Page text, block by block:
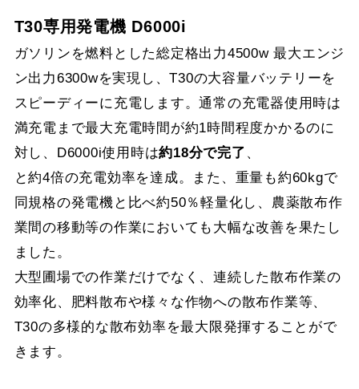
T30専用発電機 D6000i
ガソリンを燃料とした総定格出力4500w 最大エンジ
ン出力6300wを実現し、T30の大容量バッテリーを
スピーディーに充電します。通常の充電器使用時は
満充電まで最大充電時間が約1時間程度かかるのに
対し、D6000i使用時は約18分で完了 、
と約4倍の充電効率を達成。また、重量も約60kgで
同規格の発電機と比べ約50％軽量化し、農薬散布作
業間の移動等の作業においても大幅な改善を果たし
ました。
大型圃場での作業だけでなく、連続した散布作業の
効率化、肥料散布や様々な作物への散布作業等、
T30の多様的な散布効率を最大限発揮することがで
きます。